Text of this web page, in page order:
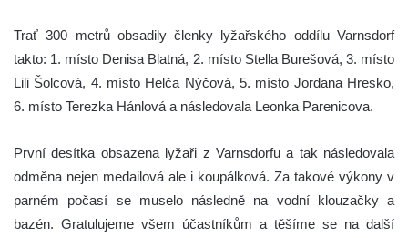
Trať 300 metrů obsadily členky lyžařského oddílu Varnsdorf
takto: 1. místo Denisa Blatná, 2. místo Stella Burešová, 3. místo
Lili Šolcová, 4. místo Helča Nýčová, 5. místo Jordana Hresko,
6. místo Terezka Hánlová a následovala Leonka Parenicova.
První desítka obsazena lyžaři z Varnsdorfu a tak následovala
odměna nejen medailová ale i koupálková. Za takové výkony v
parném počasí se muselo následně na vodní klouzačky a
bazén. Gratulujeme všem účastníkům a těšíme se na další